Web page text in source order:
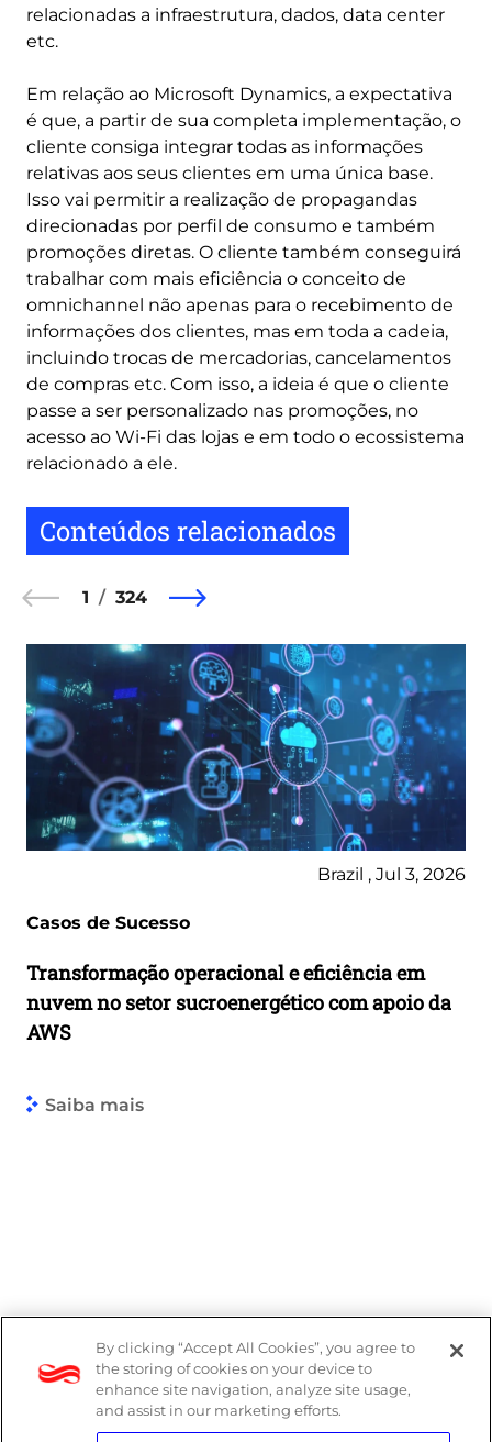
relacionadas a infraestrutura, dados, data center
etc.
Em relação ao Microsoft Dynamics, a expectativa
é que, a partir de sua completa implementação, o
cliente consiga integrar todas as informações
relativas aos seus clientes em uma única base.
Isso vai permitir a realização de propagandas
direcionadas por perfil de consumo e também
promoções diretas. O cliente também conseguirá
trabalhar com mais eficiência o conceito de
omnichannel não apenas para o recebimento de
informações dos clientes, mas em toda a cadeia,
incluindo trocas de mercadorias, cancelamentos
de compras etc. Com isso, a ideia é que o cliente
passe a ser personalizado nas promoções, no
acesso ao Wi-Fi das lojas e em todo o ecossistema
relacionado a ele.
Conteúdos relacionados
1 324
Brazil , Jul 3, 2026
Casos de Sucesso
Transformação operacional e eficiência em
nuvem no setor sucroenergético com apoio da
AWS
Saiba mais
By clicking “Accept All Cookies”, you agree to
the storing of cookies on your device to
enhance site navigation, analyze site usage,
and assist in our marketing efforts.